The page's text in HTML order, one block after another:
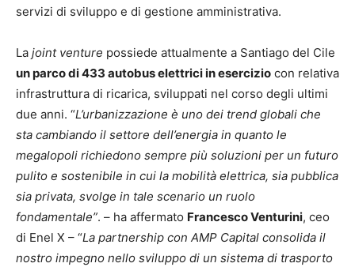
servizi di sviluppo e di gestione amministrativa.
La joint venture possiede attualmente a Santiago del Cile
un parco di 433 autobus elettrici in esercizio con relativa
infrastruttura di ricarica, sviluppati nel corso degli ultimi
due anni. “L’urbanizzazione è uno dei trend globali che
sta cambiando il settore dell’energia in quanto le
megalopoli richiedono sempre più soluzioni per un futuro
pulito e sostenibile in cui la mobilità elettrica, sia pubblica
sia privata, svolge in tale scenario un ruolo
fondamentale”. – ha affermato Francesco Venturini, ceo
di Enel X – “La partnership con AMP Capital consolida il
nostro impegno nello sviluppo di un sistema di trasporto